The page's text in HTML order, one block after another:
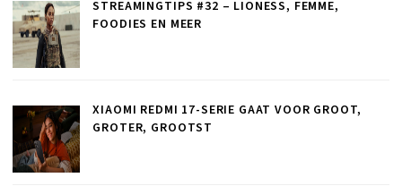
STREAMINGTIPS #32 – LIONESS, FEMME,
FOODIES EN MEER
XIAOMI REDMI 17-SERIE GAAT VOOR GROOT,
GROTER, GROOTST